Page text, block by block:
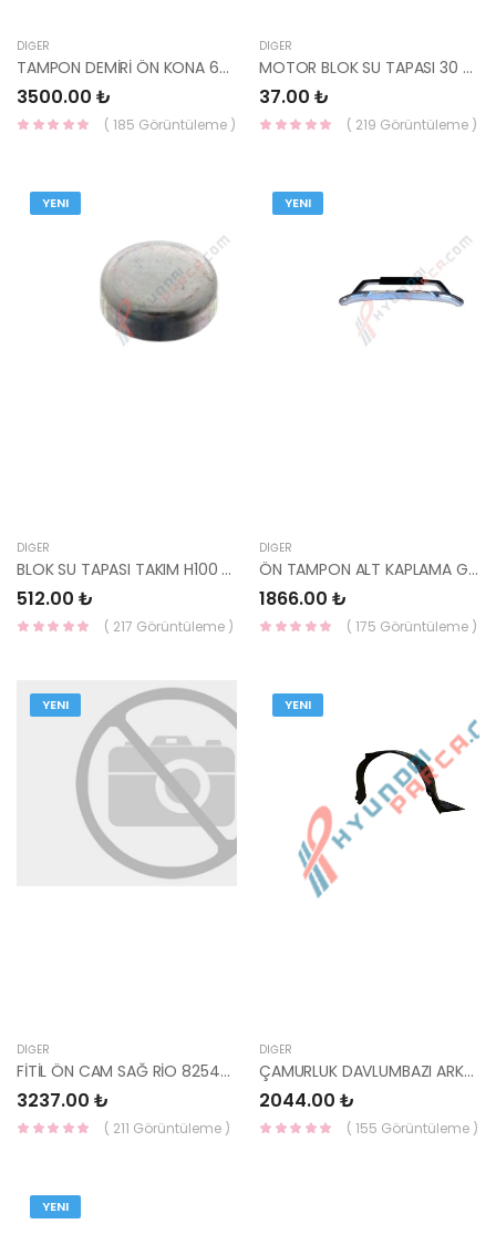
DIĞER
TAMPON DEMİRİ ÖN KONA 64900-J9000-YS
3500.00 ₺
( 185 Görüntüleme )
DIĞER
MOTOR BLOK SU TAPASI 30 MM 99930630000-YS
37.00 ₺
( 219 Görüntüleme )
YENI
DIĞER
BLOK SU TAPASI TAKIM H100 / L300 / 15732-28001 / 15732-40001 / 15732-50001 -YS
512.00 ₺
( 217 Görüntüleme )
YENI
DIĞER
ÖN TAMPON ALT KAPLAMA GÜMÜŞ SPORTAGE 2019--YS
1866.00 ₺
( 175 Görüntüleme )
YENI
DIĞER
FİTİL ÖN CAM SAĞ RİO 82540-H8000-HMC
3237.00 ₺
( 211 Görüntüleme )
YENI
DIĞER
ÇAMURLUK DAVLUMBAZI ARKA SAĞ RİO 86822-H8010-HMC
2044.00 ₺
( 155 Görüntüleme )
YENI